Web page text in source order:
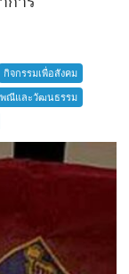
กิจกรรมเพื่อสังคม
พณีและวัฒนธรรม